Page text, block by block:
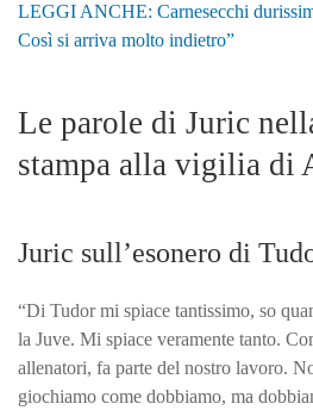
LEGGI ANCHE: Carnesecchi
Così si arriva molto indietro”
Le parole di Juric
stampa alla vigilia di
Juric sull’esonero di
“Di Tudor mi spiace tantissimo, so
la Juve. Mi spiace veramente tanto.
allenatori, fa parte del nostro lavoro.
giochiamo come dobbiamo, ma